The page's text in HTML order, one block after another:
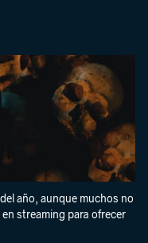
año, aunque muchos no
streaming para ofrecer